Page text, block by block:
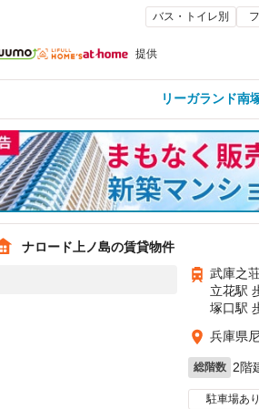
バス・トイレ別
提供
リーガランド南
ナロード上ノ島の賃貸物件
武庫之
立花駅
塚口駅
兵庫県
総階数 2階
駐車場あり